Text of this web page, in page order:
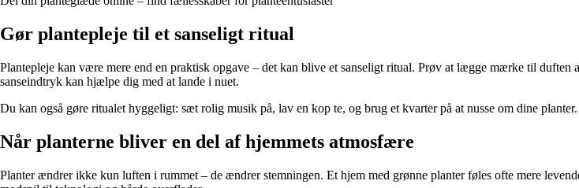
Gør plantepleje til et sanseligt ritual
Plantepleje kan være mere end en praktisk opgave – det kan blive et sanseligt ritual. Prøv at lægge mærke til
sanseindtryk kan hjælpe dig med at lande i nuet.
Du kan også gøre ritualet hyggeligt: sæt rolig musik på, lav en kop te, og brug et kvarter på at nusse om dine
Når planterne bliver en del af hjemmets atmosfære
Planter ændrer ikke kun luften i rummet – de ændrer stemningen. Et hjem med grønne planter føles ofte mere